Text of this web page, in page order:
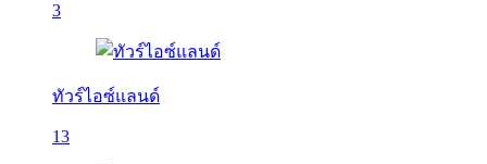
3
ทัวร์ไอซ์แลนด์
13